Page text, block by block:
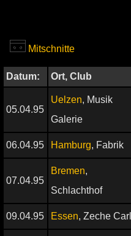
Mitschnitte
Datum: Ort, Club
05.04.95
Uelzen, Musik
Galerie
06.04.95 Hamburg, Fabrik
07.04.95
Bremen,
Schlachthof
09.04.95 Essen, Zeche Carl